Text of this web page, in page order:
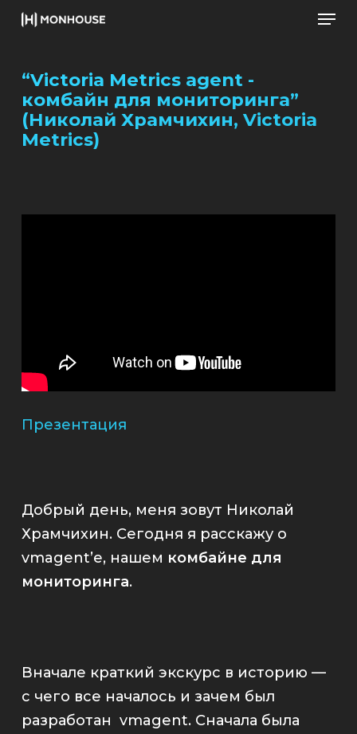
Skip
content
“Victoria Metrics agent -
комбайн для мониторинга”
(Николай Храмчихин, Victoria
Metrics)
Презентация
Добрый день, меня зовут Николай
Храмчихин. Сегодня я расскажу о
vmagent’е, нашем комбайне для
мониторинга.
Вначале краткий экскурс в историю —
с чего все началось и зачем был
разработан vmagent. Сначала была